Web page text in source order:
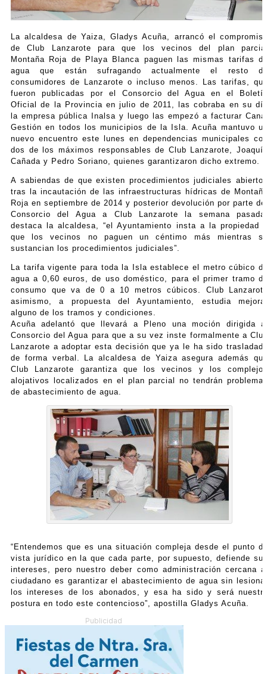
La alcaldesa de Yaiza, Gladys Acuña, arrancó el
de Club Lanzarote para que los vecinos del plan
Montaña Roja de Playa Blanca paguen las mismas tarifas
agua que están sufragando actualmente el resto
consumidores de Lanzarote o incluso menos. Las tarifas,
fueron publicadas por el Consorcio del Agua en el
Oficial de la Provincia en julio de 2011, las cobraba en su
la empresa pública Inalsa y luego las empezó a facturar
Gestión en todos los municipios de la Isla. Acuña mantuvo
nuevo encuentro este lunes en dependencias municipales
dos de los máximos responsables de Club Lanzarote,
Cañada y Pedro Soriano, quienes garantizaron dicho extremo.
A sabiendas de que existen procedimientos judiciales
tras la incautación de las infraestructuras hídricas de
Roja en septiembre de 2014 y posterior devolución por parte
Consorcio del Agua a Club Lanzarote la semana
destaca la alcaldesa, “el Ayuntamiento insta a la propiedad
que los vecinos no paguen un céntimo más mientras
sustancian los procedimientos judiciales”.
La tarifa vigente para toda la Isla establece el metro cúbico
agua a 0,60 euros, de uso doméstico, para el primer tramo
consumo que va de 0 a 10 metros cúbicos. Club
asimismo, a propuesta del Ayuntamiento, estudia
alguno de los tramos y condiciones.
Acuña adelantó que llevará a Pleno una moción dirigida
Consorcio del Agua para que a su vez inste formalmente a
Lanzarote a adoptar esta decisión que ya le ha sido
de forma verbal. La alcaldesa de Yaiza asegura además
Club Lanzarote garantiza que los vecinos y los
alojativos localizados en el plan parcial no tendrán
de abastecimiento de agua.
“Entendemos que es una situación compleja desde el punto
vista jurídico en la que cada parte, por supuesto, defiende
intereses, pero nuestro deber como administración cercana
ciudadano es garantizar el abastecimiento de agua sin
los intereses de los abonados, y esa ha sido y será
postura en todo este contencioso”, apostilla Gladys Acuña.
Publicidad